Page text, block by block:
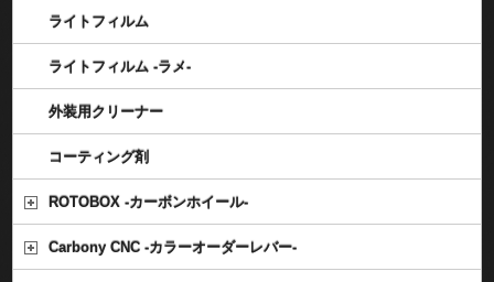
ライトフィルム
ライトフィルム -ラメ-
外装用クリーナー
コーティング剤
ROTOBOX -カーボンホイール-
Carbony CNC -カラーオーダーレバー-